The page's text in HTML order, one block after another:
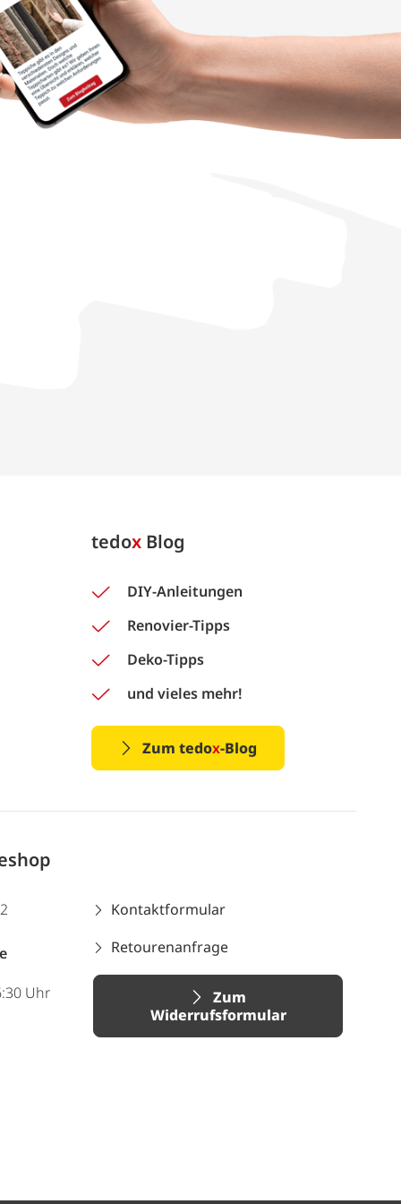
tedox Blog
DIY-Anleitungen
Renovier-Tipps
Deko-Tipps
und vieles mehr!
Zum tedox-Blog
Uhr
Kontaktformular
Retourenanfrage
Zum
Widerrufsformular